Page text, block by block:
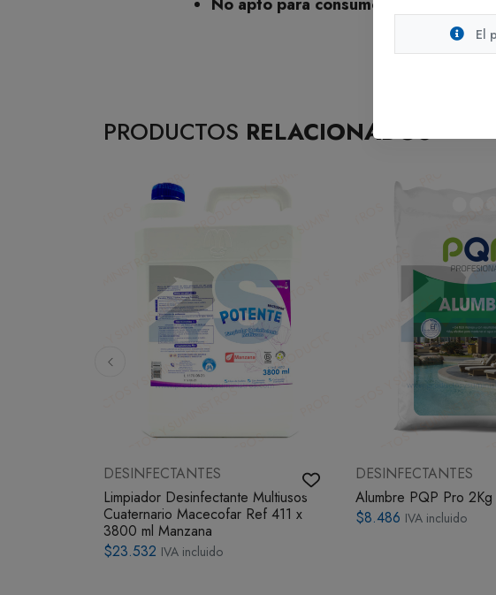
No apto para consumo humano
PRODUCTOS RELACIONADOS
DESINFECTANTES
Limpiador Desinfectante Multiusos
Cuaternario Macecofar Ref 411 x
3800 ml Manzana
$23.532 IVA incluido
DESINFECTANTES
Alumbre PQP Pro 2Kg
$8.486 IVA incluido
El